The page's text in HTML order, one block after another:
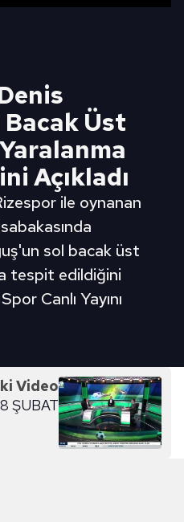
Bacak Üst
Açıkladı
ile oynanan
sol bacak üst
tespit edildiğini
Canlı Yayını
Video
ŞUBAT